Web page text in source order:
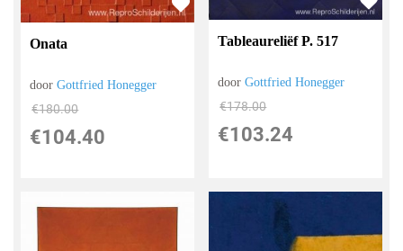
Onata
doorGottfried Honegger
€180.00
€104.40
Tableaureliëf P. 517
doorGottfried Honegger
€178.00
€103.24